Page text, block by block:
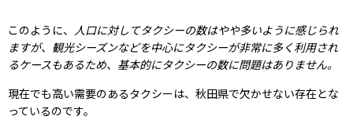
このように、 人口に対してタクシーの数はやや多いように感じられ
ますが、観光シーズンなどを中心にタクシーが非常に多く利用され
るケースもあるため、基本的にタクシーの数に問題はありません。
現在でも高い需要のあるタクシーは、秋田県で欠かせない存在とな
っているのです。